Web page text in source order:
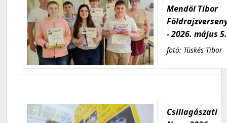
Mendöl Tibor
- 2026. május 5.
fotó: Tüskés Tibor
Csillagászati